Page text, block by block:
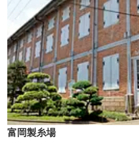
富岡製糸場